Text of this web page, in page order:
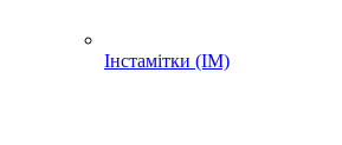
Інстамітки (IM)